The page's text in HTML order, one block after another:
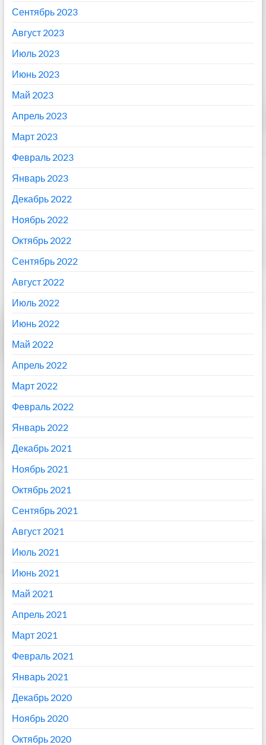
Сентябрь 2023
Август 2023
Июль 2023
Июнь 2023
Май 2023
Апрель 2023
Март 2023
Февраль 2023
Январь 2023
Декабрь 2022
Ноябрь 2022
Октябрь 2022
Сентябрь 2022
Август 2022
Июль 2022
Июнь 2022
Май 2022
Апрель 2022
Март 2022
Февраль 2022
Январь 2022
Декабрь 2021
Ноябрь 2021
Октябрь 2021
Сентябрь 2021
Август 2021
Июль 2021
Июнь 2021
Май 2021
Апрель 2021
Март 2021
Февраль 2021
Январь 2021
Декабрь 2020
Ноябрь 2020
Октябрь 2020